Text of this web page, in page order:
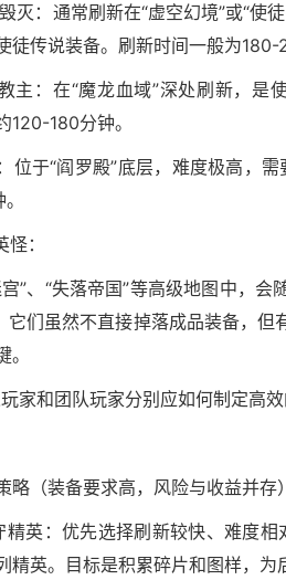
灭：通常刷新在“虚空幻境”或“使
徒传说装备。刷新时间一般为180-
主：在“魔龙血域”深处刷新，是
120-180分钟。
位于“阎罗殿”底层，难度极高，
：
”、“失落帝国”等高级地图中，会
它们虽然不直接掉落成品装备，但
家和团队玩家分别应如何制定高效
略（装备要求高，风险与收益并存
精英：优先选择刷新较快、难度
精英。目标是积累碎片和图样，为